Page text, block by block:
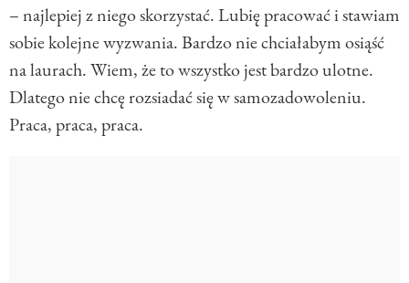
– najlepiej z niego skorzystać. Lubię pracować i stawiam
sobie kolejne wyzwania. Bardzo nie chciałabym osiąść
na laurach. Wiem, że to wszystko jest bardzo ulotne.
Dlatego nie chcę rozsiadać się w samozadowoleniu.
Praca, praca, praca.